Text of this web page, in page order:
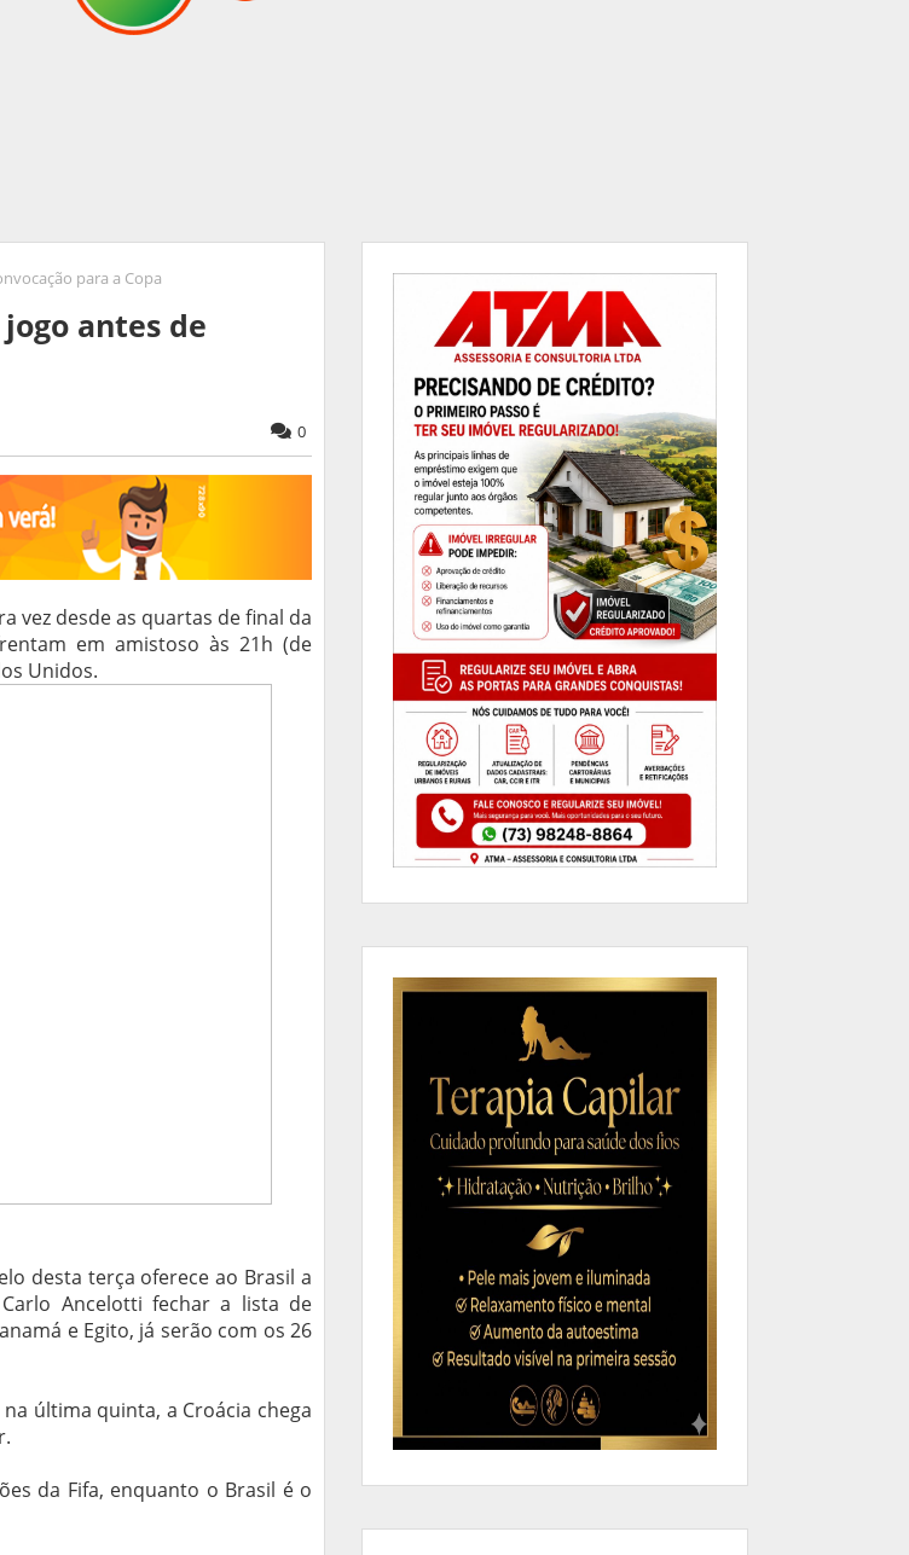
para a Copa
antes de
0
vez desde as quartas de final da
em amistoso às 21h (de
Unidos.
desta terça oferece ao Brasil a
Ancelotti fechar a lista de
e Egito, já serão com os 26
última quinta, a Croácia chega
da Fifa, enquanto o Brasil é o